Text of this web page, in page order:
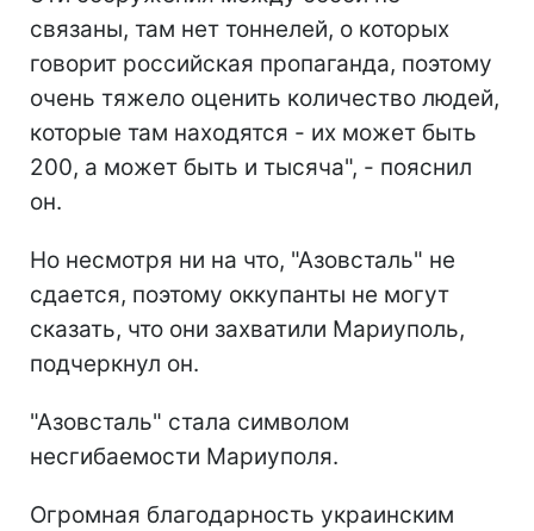
связаны, там нет тоннелей, о которых
говорит российская пропаганда, поэтому
очень тяжело оценить количество людей,
которые там находятся - их может быть
200, а может быть и тысяча", - пояснил
он.
Но несмотря ни на что, "Азовсталь" не
сдается, поэтому оккупанты не могут
сказать, что они захватили Мариуполь,
подчеркнул он.
"Азовсталь" стала символом
несгибаемости Мариуполя.
Огромная благодарность украинским